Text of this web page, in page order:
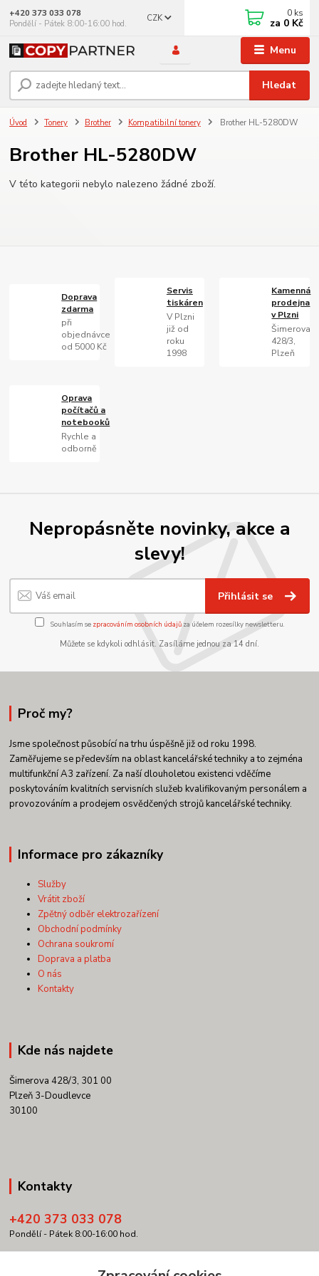
Menu
CZK
Hledat
+420 373 033 078
Pondělí - Pátek 8:00-16:00 hod.
0 ks
za 0 Kč
Úvod Tonery Brother Kompatibilní tonery Brother HL-5280DW
Brother HL-5280DW
V této kategorii nebylo nalezeno žádné zboží.
Doprava
zdarma
při
objednávce
od 5000 Kč
Servis
tiskáren
V Plzni
již od
roku
1998
Kamenná
prodejna
v Plzni
Šimerova
428/3,
Plzeň
Oprava
počítačů a
notebooků
Rychle a
odborně
Nepropásněte novinky, akce a
slevy!
Přihlásit se
Souhlasím se zpracováním osobních údajůza účelem rozesílky newsletteru.
Můžete se kdykoli odhlásit. Zasíláme jednou za 14 dní.
Proč my?
Jsme společnost působící na trhu úspěšně již od roku 1998.
Zaměřujeme se především na oblast kancelářské techniky a to zejména
multifunkční A3 zařízení. Za naší dlouholetou existenci vděčíme
poskytováním kvalitních servisních služeb kvalifikovaným personálem a
provozováním a prodejem osvědčených strojů kancelářské techniky.
Informace pro zákazníky
Služby
Vrátit zboží
Zpětný odběr elektrozařízení
Obchodní podmínky
Ochrana soukromí
Doprava a platba
O nás
Kontakty
Kde nás najdete
Šimerova 428/3, 301 00
Plzeň 3-Doudlevce
30100
Kontakty
+420 373 033 078
Pondělí - Pátek 8:00-16:00 hod.